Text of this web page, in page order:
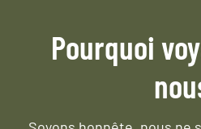
Pourquoi